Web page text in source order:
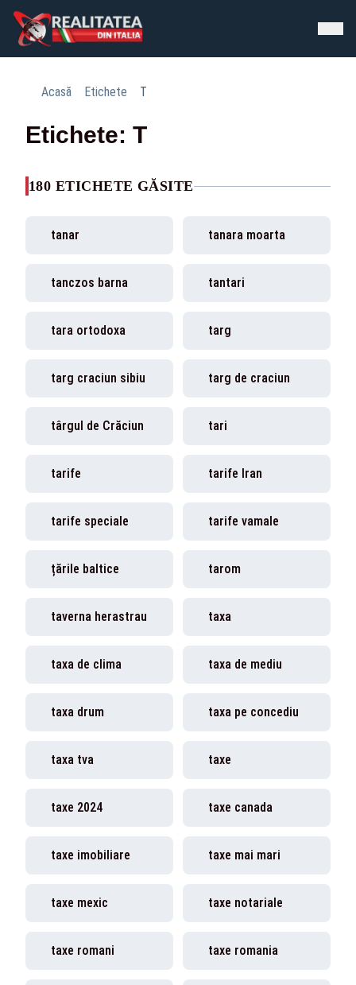
Acasă Etichete T
Etichete: T
180 ETICHETE GĂSITE
tanar tanara moarta
tanczos barna tantari
tara ortodoxa targ
targ craciun sibiu targ de craciun
târgul de Crăciun tari
tarife tarife Iran
tarife speciale tarife vamale
țările baltice tarom
taverna herastrau taxa
taxa de clima taxa de mediu
taxa drum taxa pe concediu
taxa tva taxe
taxe 2024 taxe canada
taxe imobiliare taxe mai mari
taxe mexic taxe notariale
taxe romani taxe romania